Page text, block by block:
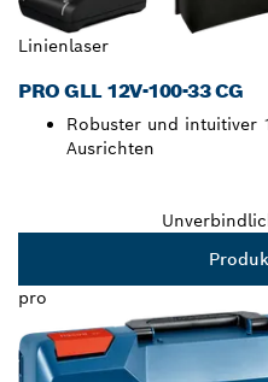
Linienlaser
PRO GLL 12V-100-33 CG
Robuster und intuitiver
Ausrichten
pro